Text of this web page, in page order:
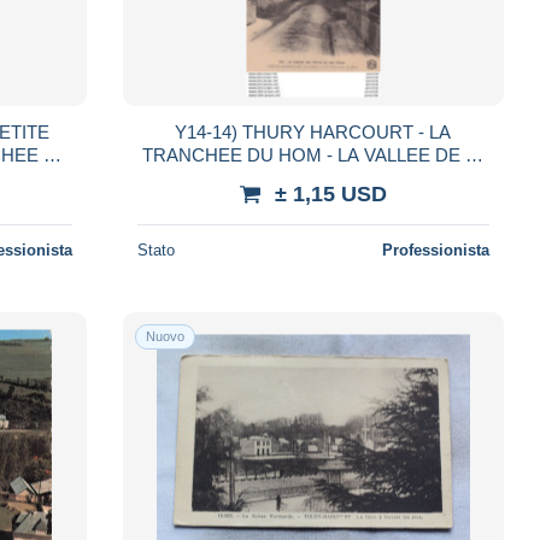
Y14-14) THURY HARCOURT - LA
TRANCHEE DU HOM - LA VALLEE DE L '
± 1,15 USD
Stato Professionista
Nuovo